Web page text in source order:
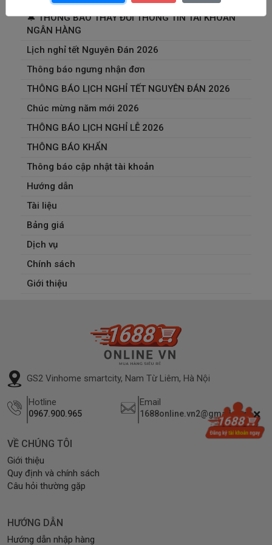
🔔 THÔNG BÁO THAY ĐỔI THÔNG TIN TÀI KHOẢN
NGÂN HÀNG
Lịch nghỉ tết Nguyên Đán 2026
Thông báo ngưng nhận đơn
THÔNG BÁO LỊCH NGHỈ TẾT NGUYÊN ĐÁN 2026
Chúc mừng năm mới 2026
THÔNG BÁO LỊCH NGHỈ LỄ 2026
THÔNG BÁO KHẨN
Thông báo cập nhật tài khoản
Hướng dẫn
Tài liệu
Bảng giá
Dịch vụ
Chính sách
Giới thiệu
GS2 Vinhome smartcity, Nam Từ Liêm, Hà Nội
Hotline
0967.900.965
Email
1688online.vn2@gmail.com
VỀ CHÚNG TÔI
Giới thiệu
Quy định và chính sách
Câu hỏi thường gặp
HƯỚNG DẪN
Hướng dẫn nhập hàng